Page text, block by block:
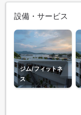
設備・サービス
ジム/フィットネ
ス